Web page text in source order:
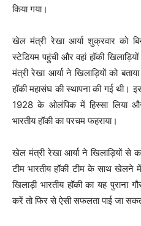
किया गया।
खेल मंत्री रेखा आर्या शुक्रवार को
स्टेडियम पहुंची और वहां हॉकी
मंत्री रेखा आर्या ने खिलाड़ियों को
हॉकी महासंघ की स्थापना की गई थी।
1928 के ओलंपिक में हिस्सा लिया
भारतीय हॉकी का परचम फहराया।
खेल मंत्री रेखा आर्या ने खिलाड़ियों से
टीम भारतीय हॉकी टीम के साथ खेलने
खिलाड़ी भारतीय हॉकी का यह पुराना
करें तो फिर से ऐसी सफलता पाई जा